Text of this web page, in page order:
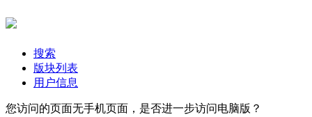
搜索
版块列表
用户信息
您访问的页面无手机页面，是否进一步访问电脑版？